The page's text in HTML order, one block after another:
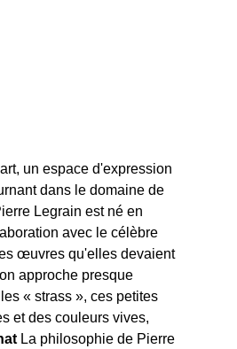
un espace d'expression
dans le domaine de
Legrain est né en
avec le célèbre
œuvres qu'elles devaient
approche presque
« strass », ces petites
et des couleurs vives,
La philosophie de Pierre